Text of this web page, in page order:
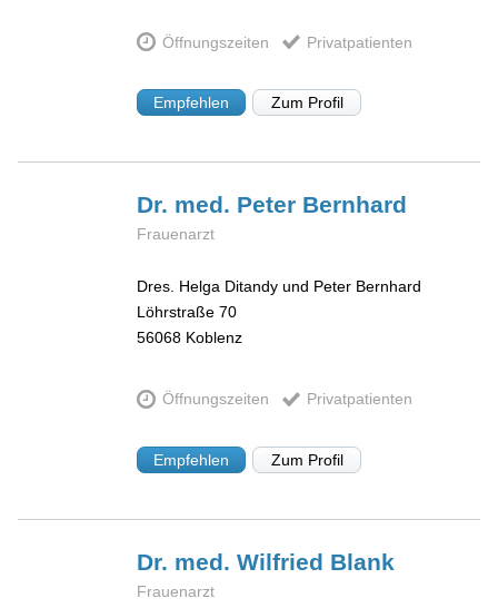
Öffnungszeiten Privatpatienten
Empfehlen Zum Profil
Dr. med. Peter Bernhard
Frauenarzt
Dres. Helga Ditandy und Peter Bernhard
Löhrstraße 70
56068 Koblenz
Öffnungszeiten Privatpatienten
Empfehlen Zum Profil
Dr. med. Wilfried Blank
Frauenarzt